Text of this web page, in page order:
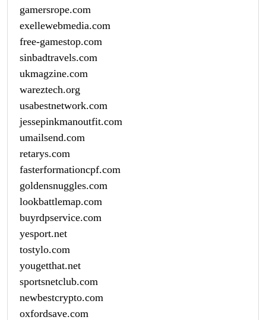
gamersrope.com
exellewebmedia.com
free-gamestop.com
sinbadtravels.com
ukmagzine.com
wareztech.org
usabestnetwork.com
jessepinkmanoutfit.com
umailsend.com
retarys.com
fasterformationcpf.com
goldensnuggles.com
lookbattlemap.com
buyrdpservice.com
yesport.net
tostylo.com
yougetthat.net
sportsnetclub.com
newbestcrypto.com
oxfordsave.com